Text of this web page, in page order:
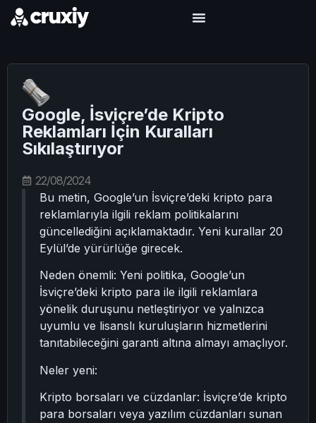
Google, İsviçre’de Kripto
Reklamları İçin Kuralları
Sıkılaştırıyor
22/08/2024
Bu metin, Google’un İsviçre’deki kripto para
reklamlarıyla ilgili reklam politikalarını
güncellediğini açıklamaktadır. Yeni kurallar 20
Eylül’de yürürlüğe girecek.
Neden önemli: Yeni politika, Google’un
İsviçre’deki kripto para ile ilgili reklamlara
yönelik duruşunu netleştiriyor ve yalnızca
uyumlu ve lisanslı kuruluşların hizmetlerini
tanıtabileceğini garanti altına almayı amaçlıyor.
Neler yeni:
Kripto borsaları ve cüzdanlar: İsviçre’de kripto
para borsaları veya yazılım cüzdanları sunan